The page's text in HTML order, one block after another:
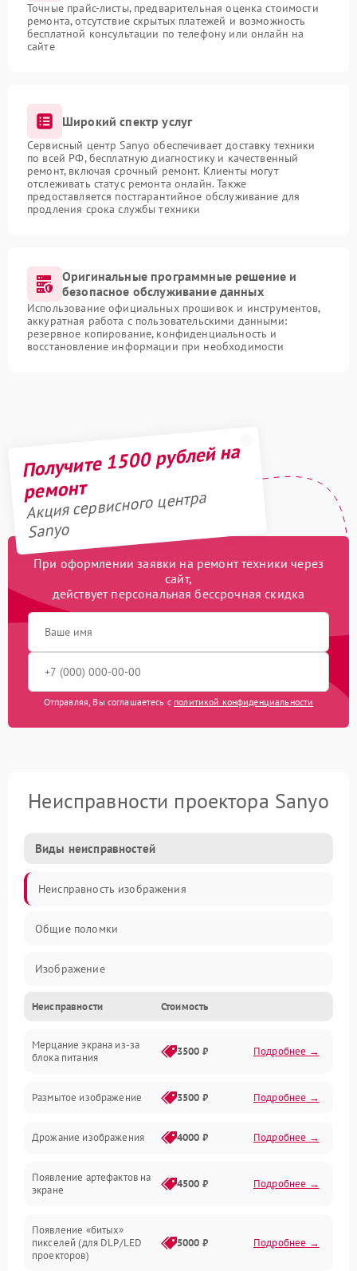
Точные прайс-листы, предварительная оценка стоимости
ремонта, отсутствие скрытых платежей и возможность
бесплатной консультации по телефону или онлайн на
сайте
Широкий спектр услуг
Сервисный центр Sanyo обеспечивает доставку техники
по всей РФ, бесплатную диагностику и качественный
ремонт, включая срочный ремонт. Клиенты могут
отслеживать статус ремонта онлайн. Также
предоставляется постгарантийное обслуживание для
продления срока службы техники
Оригинальные программные решение и
безопасное обслуживание данных
Использование официальных прошивок и инструментов,
аккуратная работа с пользовательскими данными:
резервное копирование, конфиденциальность и
восстановление информации при необходимости
Получите 1500 рублей на
ремонт
Акция сервисного центра
Sanyo
При оформлении заявки на ремонт техники через
сайт,
действует персональная бессрочная скидка
Отправляя, Вы соглашаетесь с политикой конфиденциальности
Неисправности проектора Sanyo
Виды неисправностей
Неисправность изображения
Общие поломки
Изображение
Лампа подсветки
Неисправность управления и интерфейсов
Неисправности Стоимость
Мерцание экрана из-за
блока питания
3500 ₽ Подробнее →
Размытое изображение 3500 ₽ Подробнее →
Дрожание изображения 4000 ₽ Подробнее →
Появление артефактов на
экране
4500 ₽ Подробнее →
Появление «битых»
пикселей (для DLP/LED
проекторов)
5000 ₽ Подробнее →